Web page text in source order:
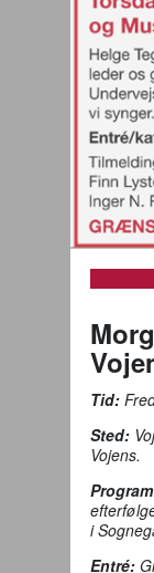
Tid:
Sted:
Vojens.
i
Entré: